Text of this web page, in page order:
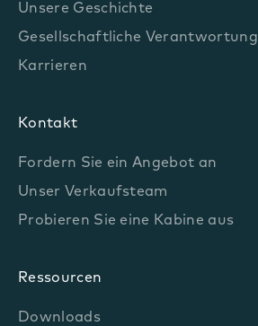
Unsere Geschichte
Gesellschaftliche Verantwortung
Karrieren
Kontakt
Fordern Sie ein Angebot an
Unser Verkaufsteam
Probieren Sie eine Kabine aus
Ressourcen
Downloads